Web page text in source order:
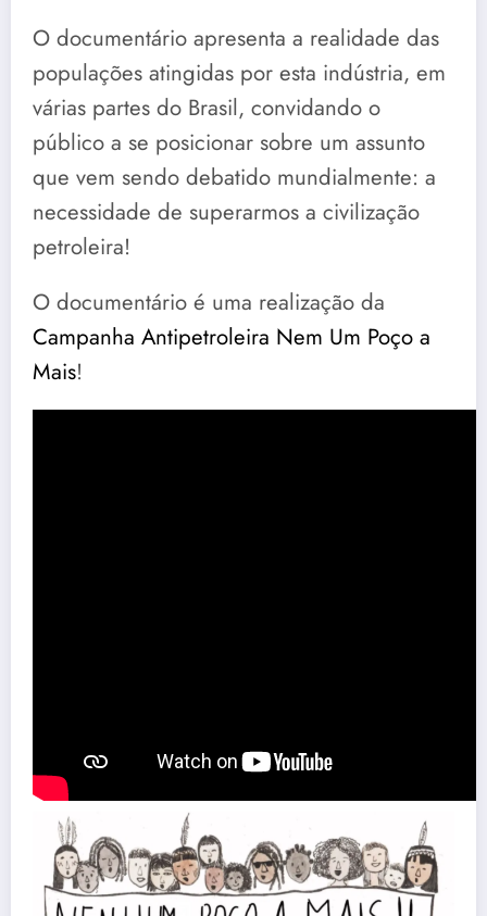
O documentário apresenta a realidade das
populações atingidas por esta indústria, em
várias partes do Brasil, convidando o
público a se posicionar sobre um assunto
que vem sendo debatido mundialmente: a
necessidade de superarmos a civilização
petroleira!
O documentário é uma realização da
Campanha Antipetroleira Nem Um Poço a
Mais!